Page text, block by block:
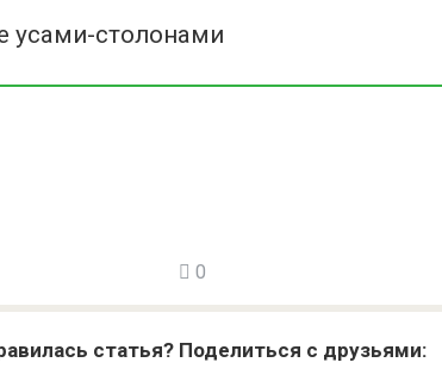
усами-столонами
0
статья? Поделиться с друзьями: